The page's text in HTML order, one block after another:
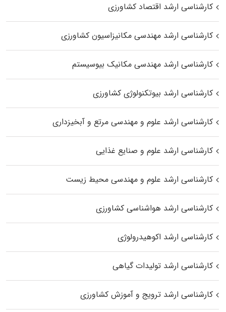
کارشناسی ارشد اقتصاد کشاورزی
کارشناسی ارشد مهندسی مکانیزاسیون کشاورزی
کارشناسی ارشد مهندسی مکانیک بیوسیستم
کارشناسی ارشد بیوتکنولوژی کشاورزی
کارشناسی ارشد علوم و مهندسی مرتع و آبخیزداری
کارشناسی ارشد علوم و صنایع غذایی
کارشناسی ارشد علوم و مهندسی محیط زیست
کارشناسی ارشد هواشناسی کشاورزی
کارشناسی ارشد اکوهیدرولوژی
کارشناسی ارشد تولیدات گیاهی
کارشناسی ارشد ترویج و آموزش کشاورزی